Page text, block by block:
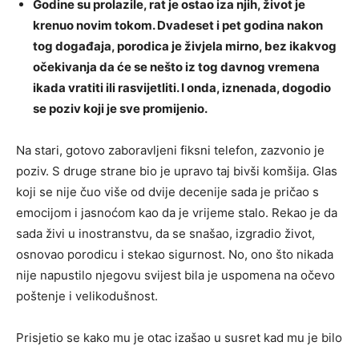
Godine su prolazile, rat je ostao iza njih, život je
krenuo novim tokom. Dvadeset i pet godina nakon
tog događaja, porodica je živjela mirno, bez ikakvog
očekivanja da će se nešto iz tog davnog vremena
ikada vratiti ili rasvijetliti. I onda, iznenada, dogodio
se poziv koji je sve promijenio.
Na stari, gotovo zaboravljeni fiksni telefon, zazvonio je
poziv. S druge strane bio je upravo taj bivši komšija. Glas
koji se nije čuo više od dvije decenije sada je pričao s
emocijom i jasnoćom kao da je vrijeme stalo. Rekao je da
sada živi u inostranstvu, da se snašao, izgradio život,
osnovao porodicu i stekao sigurnost. No, ono što nikada
nije napustilo njegovu svijest bila je uspomena na očevo
poštenje i velikodušnost.
Prisjetio se kako mu je otac izašao u susret kad mu je bilo